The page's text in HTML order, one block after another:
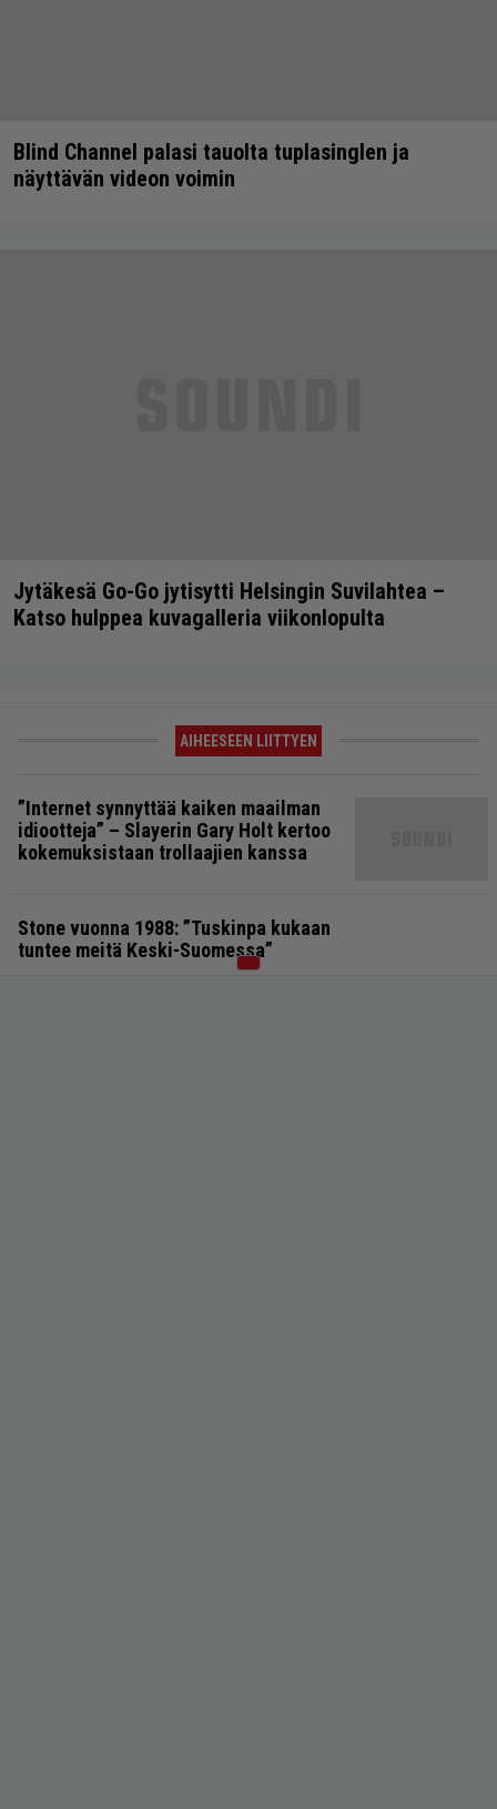
Blind Channel palasi tauolta tuplasinglen ja
näyttävän videon voimin
Jytäkesä Go-Go jytisytti Helsingin Suvilahtea –
Katso hulppea kuvagalleria viikonlopulta
AIHEESEEN LIITTYEN
”Internet synnyttää kaiken maailman
idiootteja” – Slayerin Gary Holt kertoo
kokemuksistaan trollaajien kanssa
Stone vuonna 1988: ”Tuskinpa kukaan
tuntee meitä Keski-Suomessa”